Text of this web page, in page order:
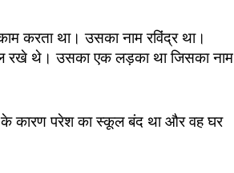
करता था। उसका नाम रविंद्र था।
रखे थे। उसका एक लड़का था जिसका नाम
के कारण परेश का स्कूल बंद था और वह घर